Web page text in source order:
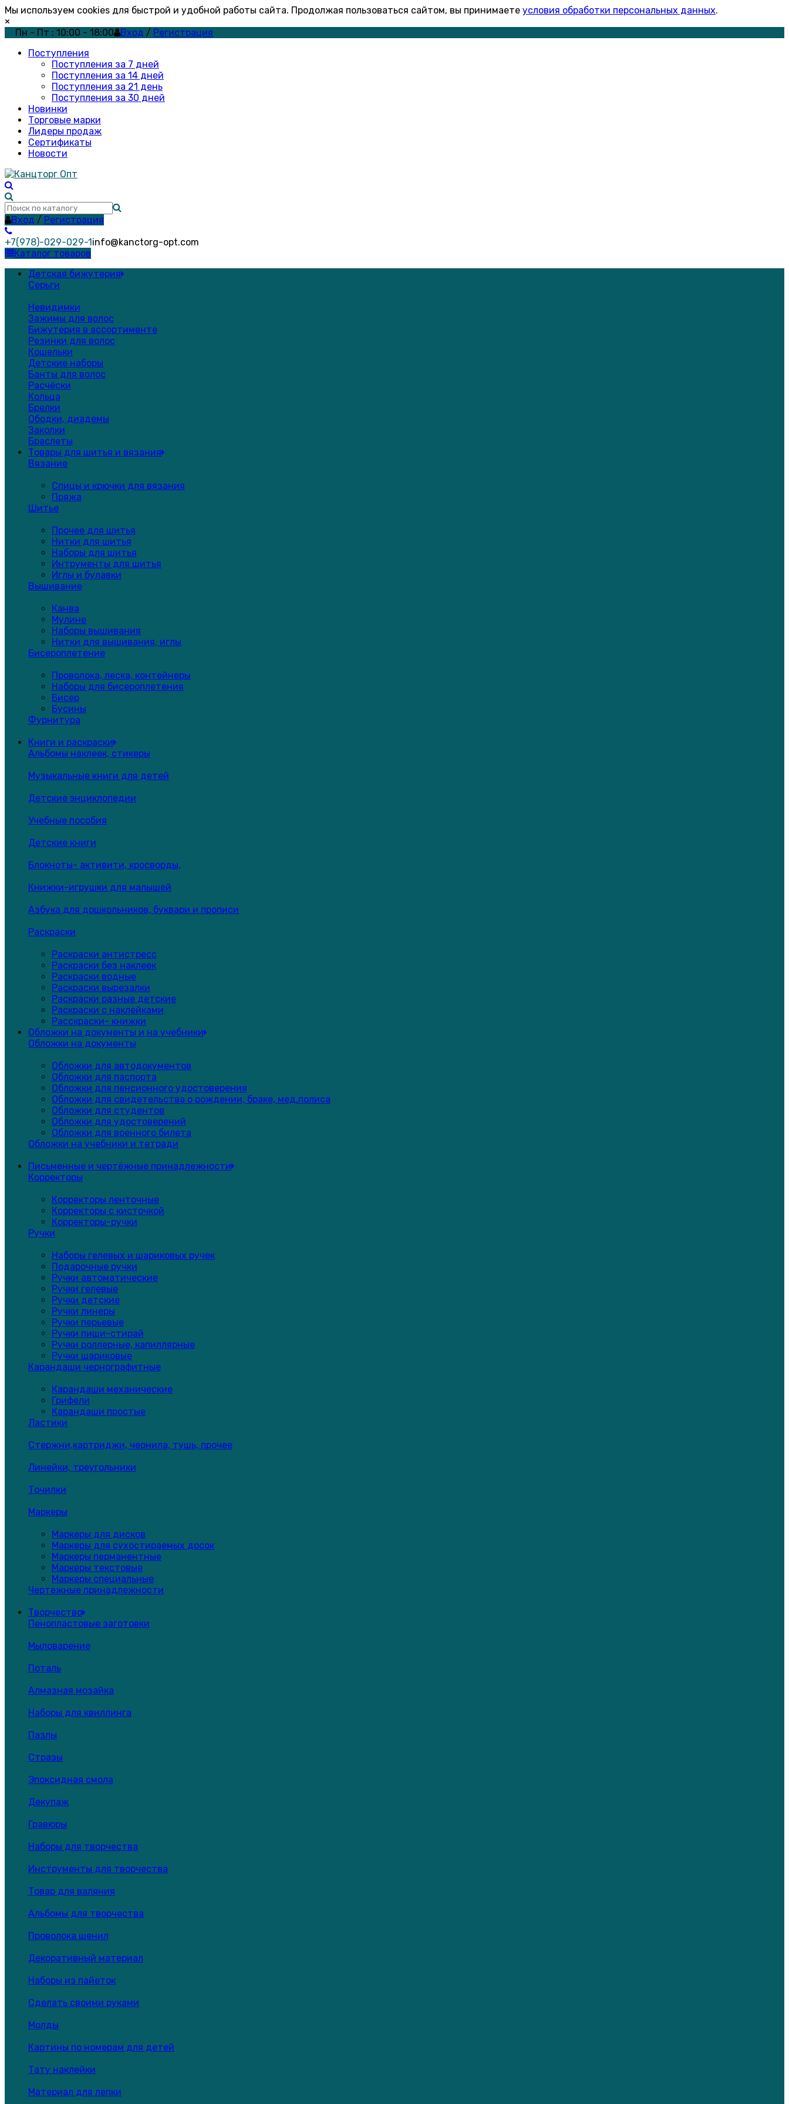
Мы используем cookies для быстрой и удобной работы сайта. Продолжая пользоваться сайтом, вы принимаете условия обработки персональных данных.
×
Пн - Пт : 10:00 - 18:00
Вход / Регистрация
Поступления
Поступления за 7 дней
Поступления за 14 дней
Поступления за 21 день
Поступления за 30 дней
Новинки
Торговые марки
Лидеры продаж
Сертификаты
Новости
Вход / Регистрация
+7(978)-029-029-1info@kanctorg-opt.com
Каталог товаров
Детская бижутерия
Серьги
Невидимки
Зажимы для волос
Бижутерия в ассортименте
Резинки для волос
Кошельки
Детские наборы
Банты для волос
Расчёски
Кольца
Брелки
Ободки, диадемы
Заколки
Браслеты
Товары для шитья и вязания
Вязание
Спицы и крючки для вязания
Пряжа
Шитье
Прочее для шитья
Нитки для шитья
Наборы для шитья
Интрументы для шитья
Иглы и булавки
Вышивание
Канва
Мулине
Наборы вышивания
Нитки для вышивания, иглы
Бисероплетение
Проволока, леска, контейнеры
Наборы для бисероплетения
Бисер
Бусины
Фурнитура
Книги и раскраски
Альбомы наклеек, стикеры
Музыкальные книги для детей
Детские энциклопедии
Учебные пособия
Детские книги
Блокноты- активити, кросворды,
Книжки-игрушки для малышей
Азбука для дошкольников, буквари и прописи
Раскраски
Раскраски антистресс
Раскраски без наклеек
Раскраски водные
Раскраски вырезалки
Раскраски разные детские
Раскраски с наклейками
Расскраски- книжки
Обложки на документы и на учебники
Обложки на документы
Обложки для автодокументов
Обложки для паспорта
Обложки для пенсионного удостоверения
Обложки для свидетельства о рождении, браке, мед.полиса
Обложки для студентов
Обложки для удостоверений
Обложки для военного билета
Обложки на учебники и тетради
Письменные и чертёжные принадлежности
Корректоры
Корректоры ленточные
Корректоры с кисточкой
Корректоры-ручки
Ручки
Наборы гелевых и шариковых ручек
Подарочные ручки
Ручки автоматические
Ручки гелевые
Ручки детские
Ручки линеры
Ручки перьевые
Ручки пиши-стирай
Ручки роллерные, капиллярные
Ручки шариковые
Карандаши чернографитные
Карандаши механические
Грифели
Карандаши простые
Ластики
Стержни,картриджи, чернила, тушь, прочее
Линейки, треугольники
Точилки
Маркеры
Маркеры для дисков
Маркеры для сухостираемых досок
Маркеры перманентные
Маркеры текстовые
Маркеры специальные
Чертежные принадлежности
Творчество
Пенопластовые заготовки
Мыловарение
Поталь
Алмазная мозайка
Наборы для квиллинга
Пазлы
Стразы
Эпоксидная смола
Декупаж
Гравюры
Наборы для творчества
Инструменты для творчества
Товар для валяния
Альбомы для творчества
Проволока шенил
Декоративный материал
Наборы из пайеток
Сделать своими руками
Молды
Картины по номерам для детей
Тату наклейки
Материал для лепки